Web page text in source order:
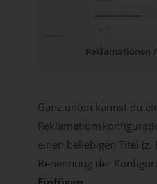
Reklamationen
Ganz unten kannst du
einen beliebigen Titel (z.
Benennung der